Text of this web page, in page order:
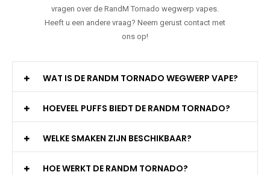
vragen over de RandM Tornado wegwerp vapes.
Heeft u een andere vraag? Neem gerust contact met
ons op!
WAT IS DE RANDM TORNADO WEGWERP VAPE?
HOEVEEL PUFFS BIEDT DE RANDM TORNADO?
WELKE SMAKEN ZIJN BESCHIKBAAR?
HOE WERKT DE RANDM TORNADO?